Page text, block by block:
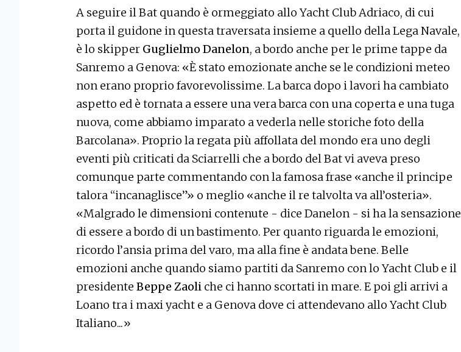
A seguire il Bat quando è ormeggiato allo Yacht Club Adriaco, di cui
porta il guidone in questa traversata insieme a quello della Lega Navale,
è lo skipper Guglielmo Danelon, a bordo anche per le prime tappe da
Sanremo a Genova: «È stato emozionate anche se le condizioni meteo
non erano proprio favorevolissime. La barca dopo i lavori ha cambiato
aspetto ed è tornata a essere una vera barca con una coperta e una tuga
nuova, come abbiamo imparato a vederla nelle storiche foto della
Barcolana». Proprio la regata più affollata del mondo era uno degli
eventi più criticati da Sciarrelli che a bordo del Bat vi aveva preso
comunque parte commentando con la famosa frase «anche il principe
talora “incanaglisce”» o meglio «anche il re talvolta va all’osteria».
«Malgrado le dimensioni contenute - dice Danelon - si ha la sensazione
di essere a bordo di un bastimento. Per quanto riguarda le emozioni,
ricordo l’ansia prima del varo, ma alla fine è andata bene. Belle
emozioni anche quando siamo partiti da Sanremo con lo Yacht Club e il
presidente Beppe Zaoli che ci hanno scortati in mare. E poi gli arrivi a
Loano tra i maxi yacht e a Genova dove ci attendevano allo Yacht Club
Italiano...»